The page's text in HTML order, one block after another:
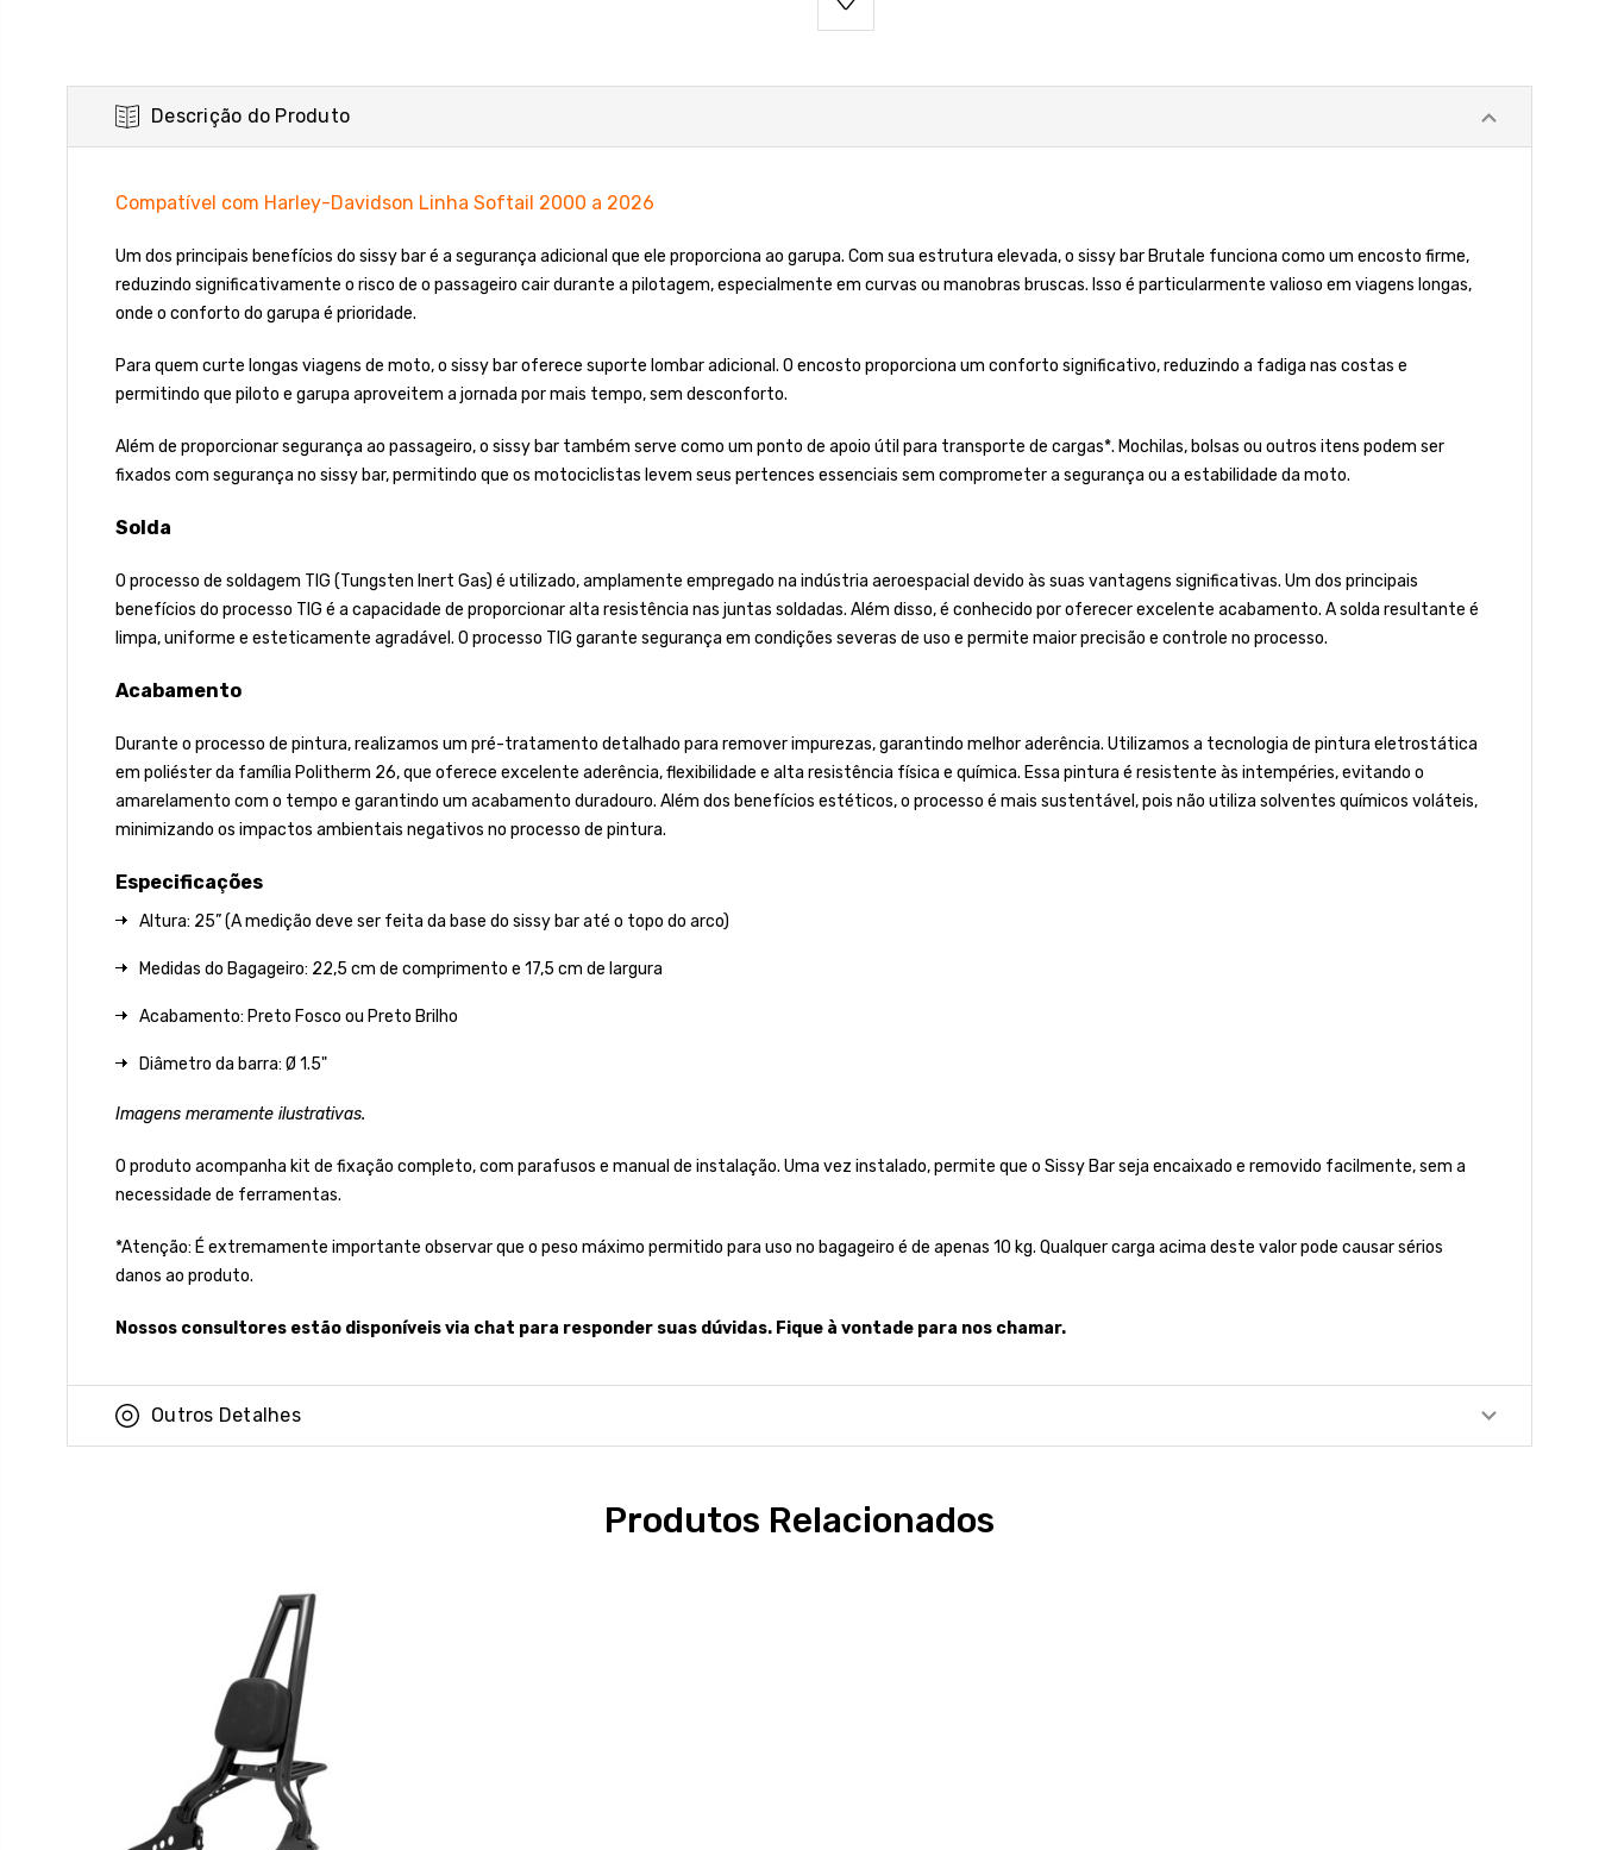
Descrição do Produto
Compatível com Harley-Davidson Linha Softail 2000 a 2026
Um dos principais benefícios do sissy bar é a segurança adicional que ele proporciona ao garupa. Com sua estrutura elevada, o sissy bar Brutale funciona como um encosto firme,
reduzindo significativamente o risco de o passageiro cair durante a pilotagem, especialmente em curvas ou manobras bruscas. Isso é particularmente valioso em viagens longas,
onde o conforto do garupa é prioridade.
Para quem curte longas viagens de moto, o sissy bar oferece suporte lombar adicional. O encosto proporciona um conforto significativo, reduzindo a fadiga nas costas e
permitindo que piloto e garupa aproveitem a jornada por mais tempo, sem desconforto.
Além de proporcionar segurança ao passageiro, o sissy bar também serve como um ponto de apoio útil para transporte de cargas*. Mochilas, bolsas ou outros itens podem ser
fixados com segurança no sissy bar, permitindo que os motociclistas levem seus pertences essenciais sem comprometer a segurança ou a estabilidade da moto.
Solda
O processo de soldagem TIG (Tungsten Inert Gas) é utilizado, amplamente empregado na indústria aeroespacial devido às suas vantagens significativas. Um dos principais
benefícios do processo TIG é a capacidade de proporcionar alta resistência nas juntas soldadas. Além disso, é conhecido por oferecer excelente acabamento. A solda resultante é
limpa, uniforme e esteticamente agradável. O processo TIG garante segurança em condições severas de uso e permite maior precisão e controle no processo.
Acabamento
Durante o processo de pintura, realizamos um pré-tratamento detalhado para remover impurezas, garantindo melhor aderência. Utilizamos a tecnologia de pintura eletrostática
em poliéster da família Politherm 26, que oferece excelente aderência, flexibilidade e alta resistência física e química. Essa pintura é resistente às intempéries, evitando o
amarelamento com o tempo e garantindo um acabamento duradouro. Além dos benefícios estéticos, o processo é mais sustentável, pois não utiliza solventes químicos voláteis,
minimizando os impactos ambientais negativos no processo de pintura.
Especificações
Altura: 25” (A medição deve ser feita da base do sissy bar até o topo do arco)
Medidas do Bagageiro: 22,5 cm de comprimento e 17,5 cm de largura
Acabamento: Preto Fosco ou Preto Brilho
Diâmetro da barra: Ø 1.5"
Imagens meramente ilustrativas.
O produto acompanha kit de fixação completo, com parafusos e manual de instalação. Uma vez instalado, permite que o Sissy Bar seja encaixado e removido facilmente, sem a
necessidade de ferramentas.
*Atenção: É extremamente importante observar que o peso máximo permitido para uso no bagageiro é de apenas 10 kg. Qualquer carga acima deste valor pode causar sérios
danos ao produto.
Nossos consultores estão disponíveis via chat para responder suas dúvidas. Fique à vontade para nos chamar.
Outros Detalhes
Produtos Relacionados